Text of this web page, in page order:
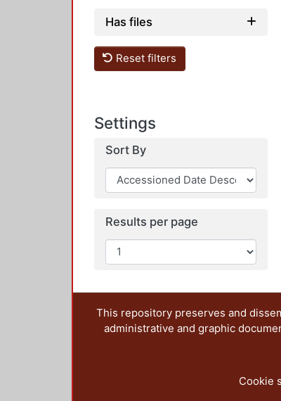
Has files
Reset filters
Settings
Sort By
Results per page
This repository preserves and
administrative and graphic
Cookie